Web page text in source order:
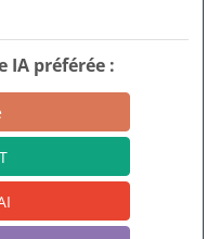
IA préférée :